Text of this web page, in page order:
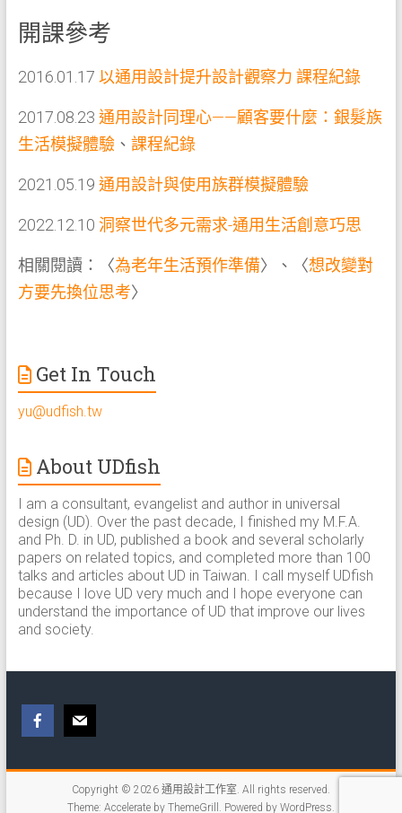
開課參考
2016.01.17 以通用設計提升設計觀察力 課程紀錄
2017.08.23 通用設計同理心——顧客要什麼：銀髮族
生活模擬體驗、 課程紀錄
2021.05.19 通用設計與使用族群模擬體驗
2022.12.10 洞察世代多元需求-通用生活創意巧思
相關閱讀：〈為老年生活預作準備〉、〈想改變對
方要先換位思考〉
Get In Touch
yu@udfish.tw
About UDfish
I am a consultant, evangelist and author in universal
design (UD). Over the past decade, I finished my M.F.A.
and Ph. D. in UD, published a book and several scholarly
papers on related topics, and completed more than 100
talks and articles about UD in Taiwan. I call myself UDfish
because I love UD very much and I hope everyone can
understand the importance of UD that improve our lives
and society.
Copyright © 2026 通用設計工作室 . All rights reserved.
Theme: Accelerateby ThemeGrill. Powered by WordPress